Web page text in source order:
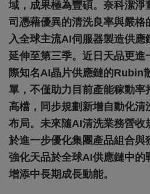
域，成果極為豐碩。奈科潔淨
司憑藉優異的清洗良率與嚴格
入全球主流AI伺服器製造供應
延伸至第三季。近日天品更進
際知名AI晶片供應鏈的Rubin
單，不僅助力目前產能稼動率
高檔，同步規劃新增自動化清
布局。未來隨AI清洗業務營收
於進一步優化集團產品組合與
強化天品於全球AI供應鏈中的
增添中長期成長動能。